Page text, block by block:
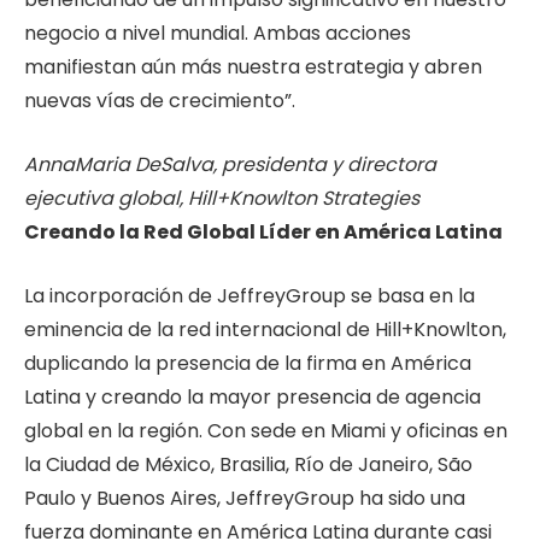
negocio a nivel mundial. Ambas acciones
manifiestan aún más nuestra estrategia y abren
nuevas vías de crecimiento”.
AnnaMaria DeSalva, presidenta y directora
ejecutiva global, Hill+Knowlton Strategies
Creando la Red Global Líder en América Latina
La incorporación de JeffreyGroup se basa en la
eminencia de la red internacional de Hill+Knowlton,
duplicando la presencia de la firma en América
Latina y creando la mayor presencia de agencia
global en la región. Con sede en Miami y oficinas en
la Ciudad de México, Brasilia, Río de Janeiro, São
Paulo y Buenos Aires, JeffreyGroup ha sido una
fuerza dominante en América Latina durante casi